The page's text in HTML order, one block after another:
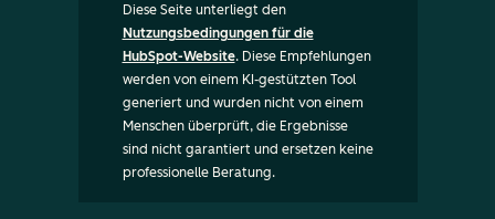
Diese Seite unterliegt den
Nutzungsbedingungen für die
HubSpot-Website. Diese Empfehlungen
werden von einem KI-gestützten Tool
generiert und wurden nicht von einem
Menschen überprüft, die Ergebnisse
sind nicht garantiert und ersetzen keine
professionelle Beratung.